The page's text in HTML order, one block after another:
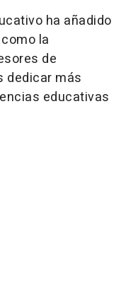
ha añadido
la
de
dedicar más
educativas